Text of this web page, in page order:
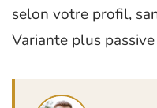
selon votre profil,
Variante plus